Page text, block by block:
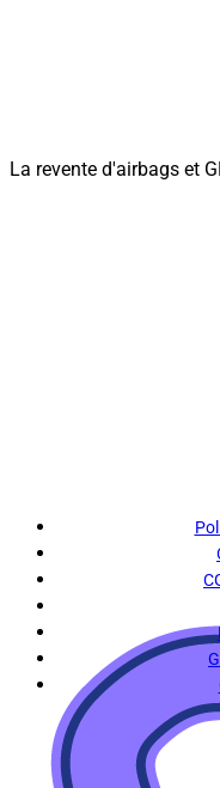
La revente d'airbags et